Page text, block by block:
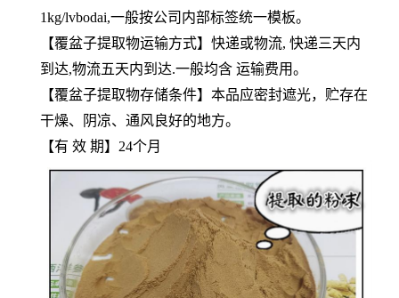
1kg/lvbodai,一般按公司内部标签统一模板。
【覆盆子提取物运输方式】快递或物流, 快递三天内
到达,物流五天内到达.一般均含 运输费用。
【覆盆子提取物存储条件】本品应密封遮光，贮存在
干燥、阴凉、通风良好的地方。
【有 效 期】24个月